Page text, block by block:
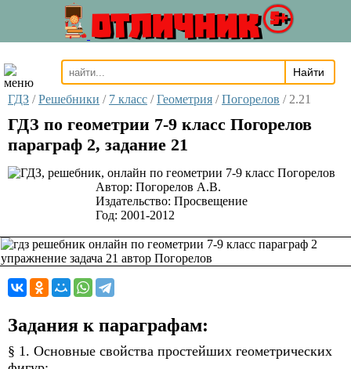
ОТЛИЧНИК 5+
ГДЗ / Решебники / 7 класс / Геометрия / Погорелов / 2.21
ГДЗ по геометрии 7-9 класс Погорелов
параграф 2, задание 21
Автор: Погорелов А.В.
Издательство: Просвещение
Год: 2001-2012
Задания к параграфам:
§ 1. Основные свойства простейших геометрических